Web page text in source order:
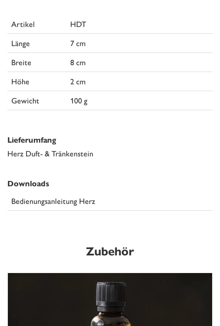
Artikel
HDT
Länge
7 cm
Breite
8 cm
Höhe
2 cm
Gewicht
100 g
Lieferumfang
Herz Duft- & Tränkenstein
Downloads
Bedienungsanleitung Herz
Zubehör